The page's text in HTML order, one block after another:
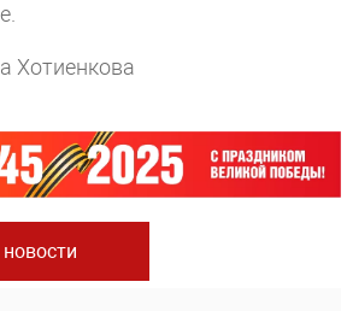
Хотиенкова